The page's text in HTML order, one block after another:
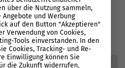
SEO-ready
über die Nutzung sammeln,
und Werbung
auf den Button "Akzeptieren"
Verwendung von Cookies,
Tools einverstanden. In den
Cookies, Tracking- und Re-
Einwilligung können Sie
die Zukunft widerrufen.